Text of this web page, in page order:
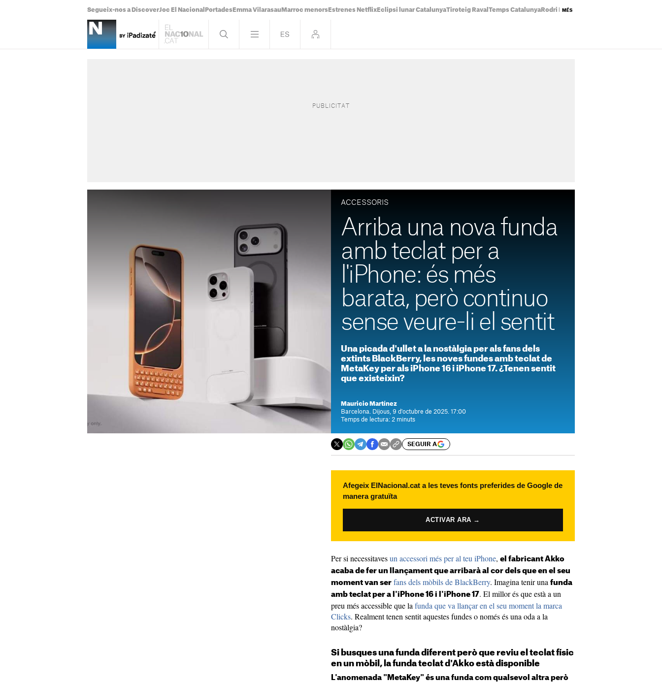
Segueix-nos a DiscoverJoc El Nacional Portades Emma Vilarasau Marroc menors Estrenes Netflix Eclipsi lunar CatalunyaTiroteig Raval Temps Catalunya Rodri Barça
MÉS
ACCESSORIS
Arriba una nova funda
amb teclat per a
l'iPhone: és més
barata, però continuo
sense veure-li el sentit
Una picada d'ullet a la nostàlgia per als fans dels
extints BlackBerry, les noves fundes amb teclat de
MetaKey per als iPhone 16 i iPhone 17. ¿Tenen sentit
que existeixin?
Mauricio Martínez
Barcelona. Dijous, 9 d'octubre de 2025. 17:00
Temps de lectura: 2 minuts
SEGUIR A
Afegeix ElNacional.cat a les teves fonts preferides de Google de
manera gratuïta
ACTIVAR ARA →
Per si necessitavesun accessori més per al teu iPhone, el fabricant Akko
acaba de fer un llançament que arribarà al cor dels que en el seu
moment van ser fans dels mòbils de BlackBerry. Imagina tenir una funda
amb teclat per a l'iPhone 16 i l'iPhone 17. El millor és que està a un
preu més accessible que la funda que va llançar en el seu moment la marca
Clicks. Realment tenen sentit aquestes fundes o només és una oda a la
nostàlgia?
Si busques una funda diferent però que reviu el teclat físic
en un mòbil, la funda teclat d'Akko està disponible
L'anomenada "MetaKey" és una funda com qualsevol altra però